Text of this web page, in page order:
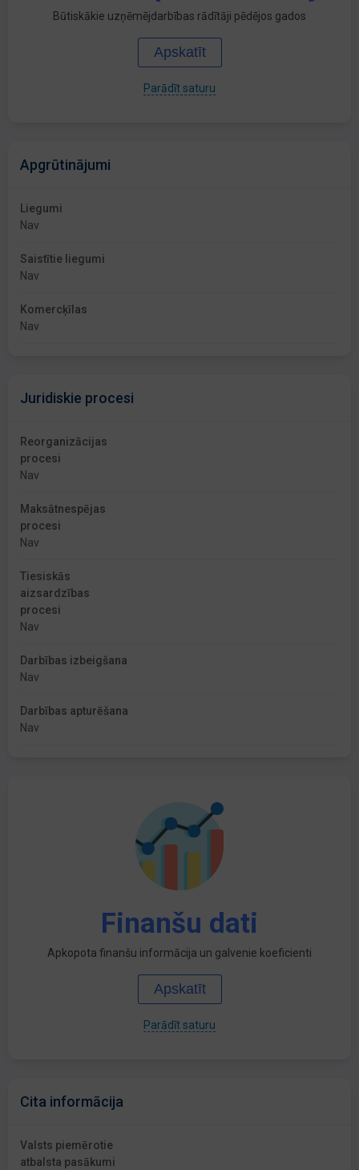
Būtiskākie uzņēmējdarbības rādītāji pēdējos gados
Apskatīt
Parādīt saturu
Apgrūtinājumi
Liegumi
Nav
Saistītie liegumi
Nav
Komercķīlas
Nav
Juridiskie procesi
Reorganizācijas
procesi
Nav
Maksātnespējas
procesi
Nav
Tiesiskās
aizsardzības
procesi
Nav
Darbības izbeigšana
Nav
Darbības apturēšana
Nav
Finanšu dati
Apkopota finanšu informācija un galvenie koeficienti
Apskatīt
Parādīt saturu
Cita informācija
Valsts piemērotie
atbalsta pasākumi